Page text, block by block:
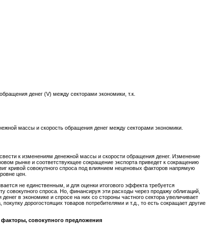
денег (V) между секторами экономики, т.к.
массы и скорость обращения денег между секторами экономики.
к изменениям денежной массы и скорости обращения денег. Изменение
рынке и соответствующее сокращение экспорта приведет к сокращению
кривой совокупного спроса под влиянием неценовых факторов напрямую
цен.
не единственным, и для оценки итогового эффекта требуется
совокупного спроса. Но, финансируя эти расходы через продажу облигаций,
в экономике и спросе на них со стороны частного сектора увеличивает
дорогостоящих товаров потребителями и т.д., то есть сокращает другие
совокупного предложения